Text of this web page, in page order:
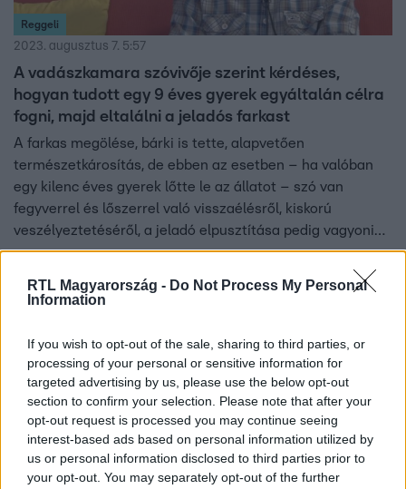
RTL Magyarország - Do Not Process My Personal
Information
If you wish to opt-out of the sale, sharing to third parties, or
processing of your personal or sensitive information for
targeted advertising by us, please use the below opt-out
section to confirm your selection. Please note that after your
opt-out request is processed you may continue seeing
interest-based ads based on personal information utilized by
us or personal information disclosed to third parties prior to
your opt-out. You may separately opt-out of the further
Reggeli
2023. augusztus 7. 5:57
A vadászkamara szóvivője szerint kérdéses,
hogyan tudott egy 9 éves gyerek egyáltalán célra
fogni, majd eltalálni a jeladós farkast
A farkas megölése, bárki is tette, alapvetően
természetkárosítás, de ebben az esetben – ha valóban
egy kilenc éves gyerek lőtte le az állatot – szó van
fegyverrel és lőszerrel való visszaélésről, kiskorú
veszélyeztetéséről, a jeladó elpusztítása pedig vagyoni
kár okozása – sorolta a Reggeliben Földvári Attila, az
Országos Magyar Vadászkamara szóvivője. Kiemelte azt
is, hogy a két érintett nem hivatásos, hanem sportvadász
hobbiként foglalkoznak vele. A szóvivő szerint a farkas
mellett a helyzet legnagyobb kárvallottjai a vadászok,
akikre egy ember hibája miatt most szintén negatív
előjellel hivatkoznak.
Baleset-bűnügy